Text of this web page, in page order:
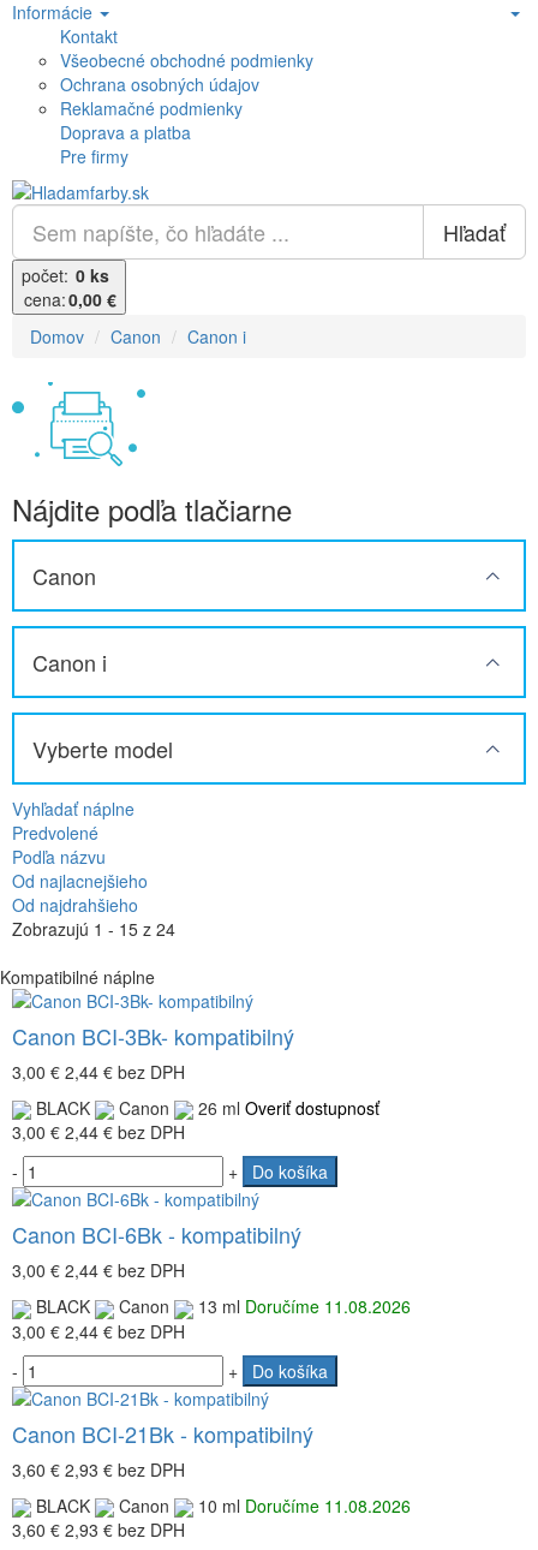
Informácie
Kontakt
Všeobecné obchodné podmienky
Ochrana osobných údajov
Reklamačné podmienky
Doprava a platba
Pre firmy
Hľadať
počet: 0 ks
cena:0,00 €
Domov
Canon Canon i
Nájdite podľa tlačiarne
Canon
Canon i
Vyberte model
Vyhľadať náplne
Predvolené
Podľa názvu
Od najlacnejšieho
Od najdrahšieho
Zobrazujú 1 - 15 z 24
Kompatibilné náplne
Canon BCI-3Bk- kompatibilný
3,00 € 2,44 € bez DPH
BLACK
Canon 26 ml Overiť dostupnosť
3,00 € 2,44 € bez DPH
-
+ Do košíka
Canon BCI-6Bk - kompatibilný
3,00 € 2,44 € bez DPH
BLACK
Canon 13 ml Doručíme 11.08.2026
3,00 € 2,44 € bez DPH
-
+ Do košíka
Canon BCI-21Bk - kompatibilný
3,60 € 2,93 € bez DPH
BLACK
Canon 10 ml Doručíme 11.08.2026
3,60 € 2,93 € bez DPH